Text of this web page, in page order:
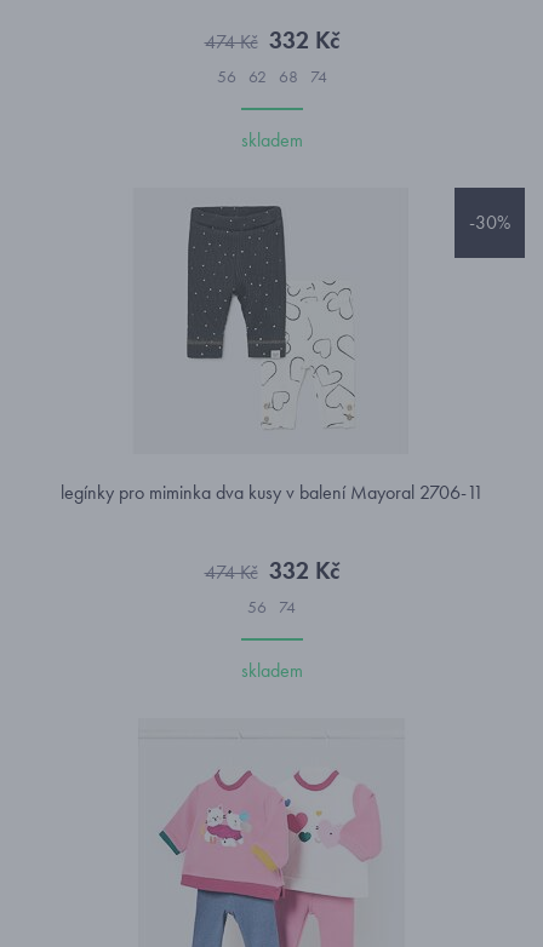
474 Kč 332 Kč
56 62 68 74
skladem
-30%
legínky pro miminka dva kusy v balení Mayoral 2706-11
474 Kč 332 Kč
56 74
skladem